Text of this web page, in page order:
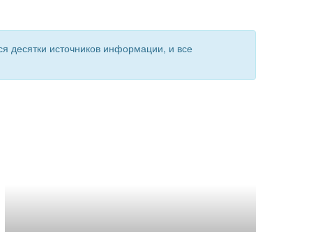
десятки источников информации, и все